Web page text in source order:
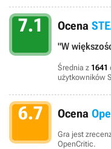
7.1 Ocena
"W
Średnia z 1641
użytkowników
6.7 Ocena
Gra jest
OpenCritic.